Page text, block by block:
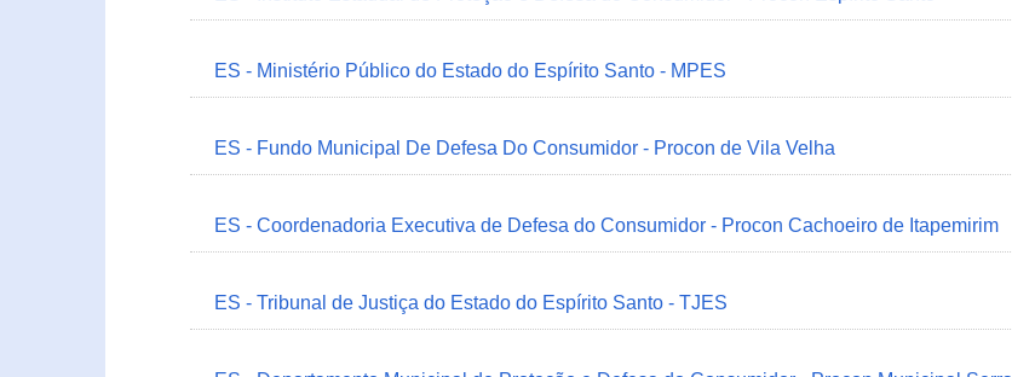
ES - Ministério Público do Estado do Espírito Santo - MPES
ES - Fundo Municipal De Defesa Do Consumidor - Procon de Vila Velha
ES - Coordenadoria Executiva de Defesa do Consumidor - Procon Cachoeiro de Itapemirim
ES - Tribunal de Justiça do Estado do Espírito Santo - TJES